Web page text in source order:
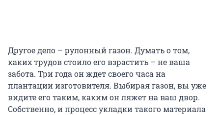
Другое дело – рулонный газон. Думать о том,
каких трудов стоило его взрастить – не ваша
забота. Три года он ждет своего часа на
плантации изготовителя. Выбирая газон, вы уже
видите его таким, каким он ляжет на ваш двор.
Собственно, и процесс укладки такого материала